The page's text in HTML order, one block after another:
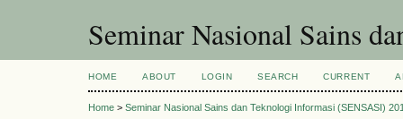
Seminar Nasional Sains
HOME ABOUT LOGIN SEARCH CURRENT
Home > Seminar Nasional Sains dan Teknologi Informasi (SENSASI)